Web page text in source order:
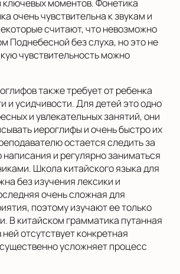
ключевых моментов. Фонетика
очень чувствительна к звукам и
считают, что невозможно
Поднебесной без слуха, но это не
чувствительность можно
также требует от ребенка
и усидчивости. Для детей это одно
и увлекательных занятий, они
иероглифы и очень быстро их
остается следить за
и регулярно заниматься
Школа китайского языка для
без изучения лексики и
очень сложная для
поэтому изучают ее только
В китайском грамматика путанная
отсутствует конкретная
усложняет процесс